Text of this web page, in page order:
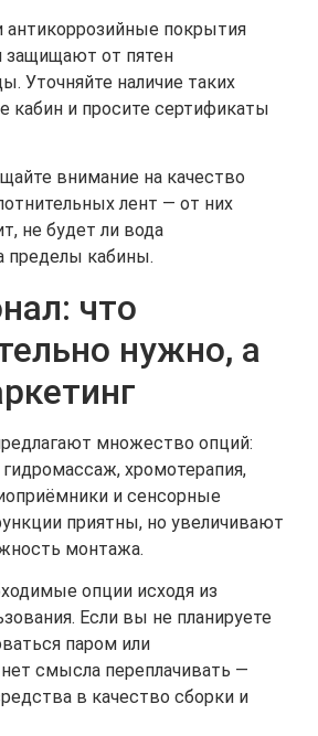
антикоррозийные покрытия
защищают от пятен
Уточняйте наличие таких
кабин и просите сертификаты
внимание на качество
лент — от них
не будет ли вода
пределы кабины.
что
нужно, а
множество опций:
хромотерапия,
и сенсорные
приятны, но увеличивают
монтажа.
опции исходя из
Если вы не планируете
паром или
смысла переплачивать —
в качество сборки и